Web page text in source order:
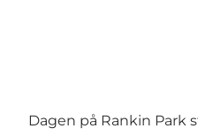
Dagen på Rankin Park